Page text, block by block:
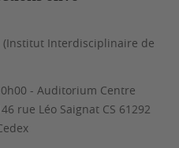
(Institut Interdisciplinaire de
- Auditorium Centre
rue Léo Saignat CS 61292